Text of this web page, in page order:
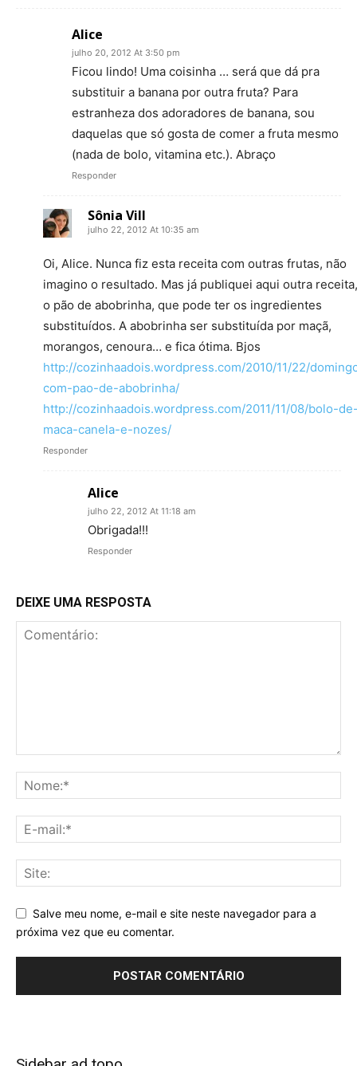
Alice
julho 20, 2012 At 3:50 pm
Ficou lindo! Uma coisinha … será que dá pra
substituir a banana por outra fruta? Para
estranheza dos adoradores de banana, sou
daquelas que só gosta de comer a fruta mesmo
(nada de bolo, vitamina etc.). Abraço
Responder
Sônia Vill
julho 22, 2012 At 10:35 am
Oi, Alice. Nunca fiz esta receita com outras frutas, não
imagino o resultado. Mas já publiquei aqui outra receita,
o pão de abobrinha, que pode ter os ingredientes
substituídos. A abobrinha ser substituída por maçã,
morangos, cenoura… e fica ótima. Bjos
http://cozinhaadois.wordpress.com/2010/11/22/
com-pao-de-abobrinha/
http://cozinhaadois.wordpress.com/2011/11/08/bolo-
maca-canela-e-nozes/
Responder
Alice
julho 22, 2012 At 11:18 am
Obrigada!!!
Responder
DEIXE UMA RESPOSTA
Salve meu nome, e-mail e site neste navegador para a
próxima vez que eu comentar.